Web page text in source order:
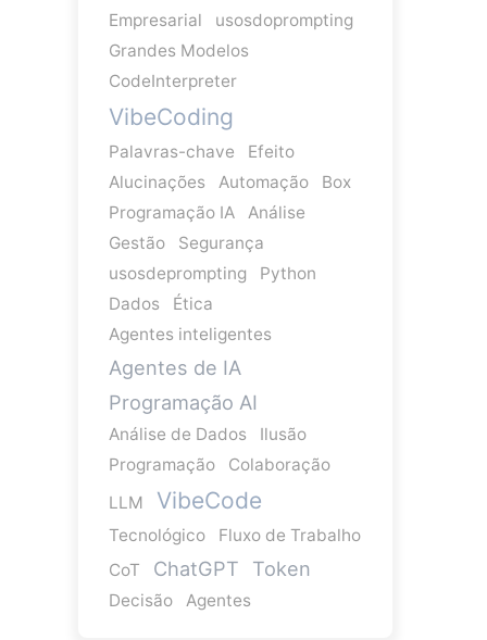
Empresarial
usosdoprompting
Grandes Modelos
CodeInterpreter
VibeCoding
Palavras-chave
Efeito
Alucinações
Automação
Box
Programação IA
Análise
Gestão
Segurança
usosdeprompting
Python
Dados
Ética
Agentes inteligentes
Agentes de IA
Programação AI
Análise de Dados
Ilusão
Programação
Colaboração
LLM
VibeCode
Tecnológico
Fluxo de Trabalho
CoT
ChatGPT Token
Decisão Agentes